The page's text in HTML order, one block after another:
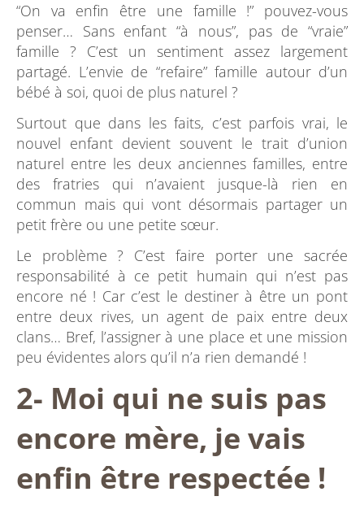
“On va enfin être une famille !” pouvez-vous
penser… Sans enfant “à nous”, pas de “vraie”
famille ? C’est un sentiment assez largement
partagé. L’envie de “refaire” famille autour d’un
bébé à soi, quoi de plus naturel ?
Surtout que dans les faits, c’est parfois vrai, le
nouvel enfant devient souvent le trait d’union
naturel entre les deux anciennes familles, entre
des fratries qui n’avaient jusque-là rien en
commun mais qui vont désormais partager un
petit frère ou une petite sœur.
Le problème ? C’est faire porter une sacrée
responsabilité à ce petit humain qui n’est pas
encore né ! Car c’est le destiner à être un pont
entre deux rives, un agent de paix entre deux
clans… Bref, l’assigner à une place et une mission
peu évidentes alors qu’il n’a rien demandé !
2- Moi qui ne suis pas
encore mère, je vais
enfin être respectée !